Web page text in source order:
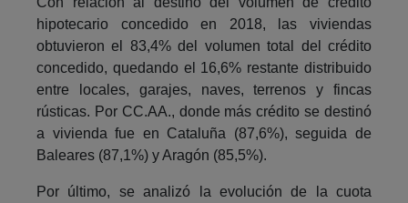
hipotecario concedido en 2018, las viviendas
obtuvieron el 83,4% del volumen total del crédito
concedido, quedando el 16,6% restante distribuido
entre locales, garajes, naves, terrenos y fincas
rústicas. Por CC.AA., donde más crédito se destinó
a vivienda fue en Cataluña (87,6%), seguida de
Baleares (87,1%) y Aragón (85,5%).
Por último, se analizó la evolución de la cuota